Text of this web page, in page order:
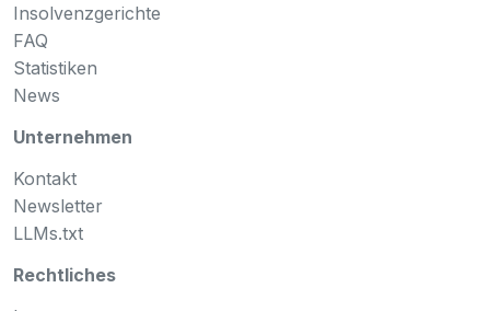
Insolvenzgerichte
FAQ
Statistiken
News
Unternehmen
Kontakt
Newsletter
LLMs.txt
Rechtliches